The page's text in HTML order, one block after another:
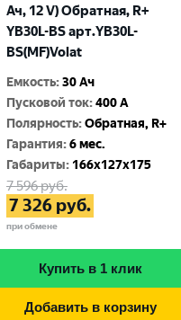
Ач, 12 V) Обратная, R+
YB30L-BS арт.YB30L-
BS(MF)Volat
Емкость:30 Ач
Пусковой ток:400 A
Полярность:Обратная, R+
Гарантия:6 мес.
Габариты: 166x127x175
7 596руб.
7 326руб.
при обмене
Купить в 1 клик
Добавить в корзину